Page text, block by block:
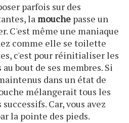
parfois sur des
lamouche passe un
C'est même une maniaque
comme elle se toilette
c'est pour réinitialiser les
au bout de ses membres. Si
dans un état de
mélangerait tous les
Car, vous avez
la pointe des pieds.